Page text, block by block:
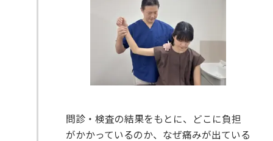
問診・検査の結果をもとに、どこに負担
がかかっているのか、なぜ痛みが出ている